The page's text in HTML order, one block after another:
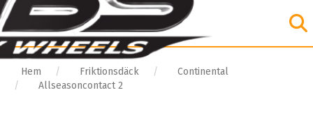
Hem Friktionsdäck
Continental
Allseasoncontact 2